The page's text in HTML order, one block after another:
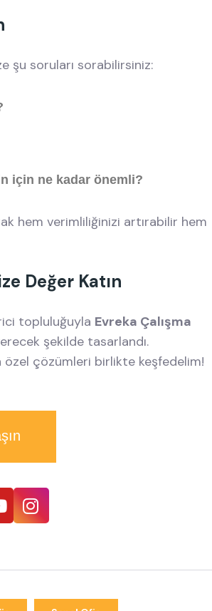
şu soruları sorabilirsiniz:
için ne kadar önemli?
hem verimliliğinizi artırabilir hem
Değer Katın
topluluğuyla Evreka Çalışma
şekilde tasarlandı.
özel çözümleri birlikte keşfedelim!